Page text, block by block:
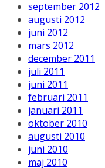
september 2012
augusti 2012
juni 2012
mars 2012
december 2011
juli 2011
juni 2011
februari 2011
januari 2011
oktober 2010
augusti 2010
juni 2010
maj 2010